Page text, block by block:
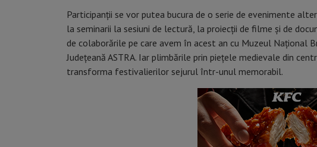
Participanții se vor putea bucura de o serie de evenimente
la seminarii la sesiuni de lectură, la proiecții de filme și de
de colaborările pe care avem în acest an cu Muzeul Naţional
Județeană ASTRA. Iar plimbările prin piețele medievale din
transforma festivalierilor sejurul într-unul memorabil.